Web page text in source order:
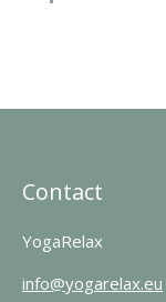
Contact
YogaRelax
info@yogarelax.eu